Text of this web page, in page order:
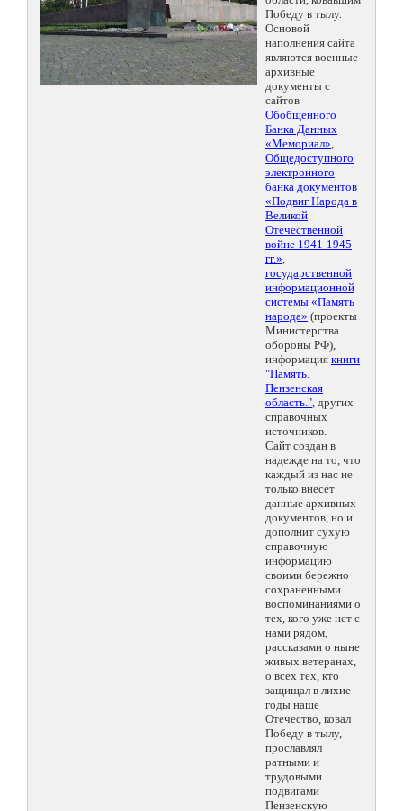
Победу в тылу.
Основой
наполнения сайта
являются военные
архивные
документы с
сайтов
Обобщенного
Банка Данных
«Мемориал»,
Общедоступного
электронного
банка документов
«Подвиг Народа в
Великой
Отечественной
войне 1941-1945
гг.»,
государственной
информационной
системы «Память
народа» (проекты
Министерства
обороны РФ),
информация книги
"Память.
Пензенская
область.", других
справочных
источников.
Сайт создан в
надежде на то, что
каждый из нас не
только внесёт
данные архивных
документов, но и
дополнит сухую
справочную
информацию
своими бережно
сохраненными
воспоминаниями о
тех, кого уже нет с
нами рядом,
рассказами о ныне
живых ветеранах,
о всех тех, кто
защищал в лихие
годы наше
Отечество, ковал
Победу в тылу,
прославлял
ратными и
трудовыми
подвигами
Пензенскую